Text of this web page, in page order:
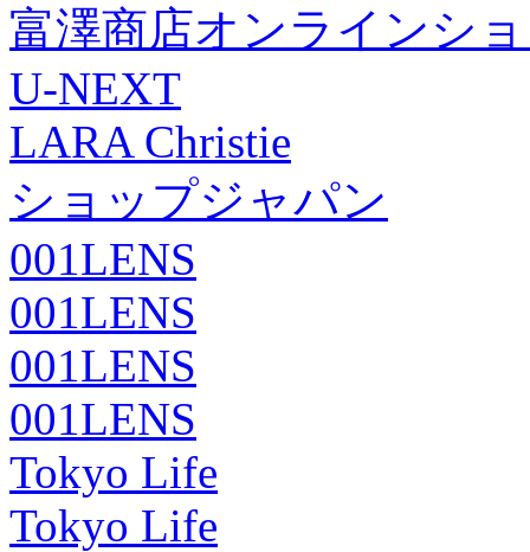
富澤商店オンラインシ
U-NEXT
LARA Christie
ショップジャパン
001LENS
001LENS
001LENS
001LENS
Tokyo Life
Tokyo Life